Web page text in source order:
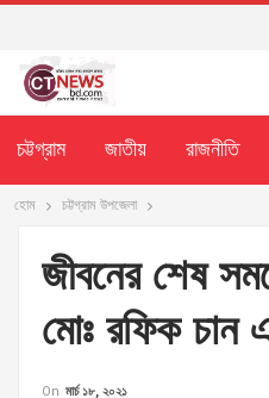
চট্টগ্রাম জাতীয় রাজনীতি
হোম চট্টগ্রাম উপজেলা
জীবনের শেষ
মোঃ রফিক চান
On মার্চ ১৮, ২০২১